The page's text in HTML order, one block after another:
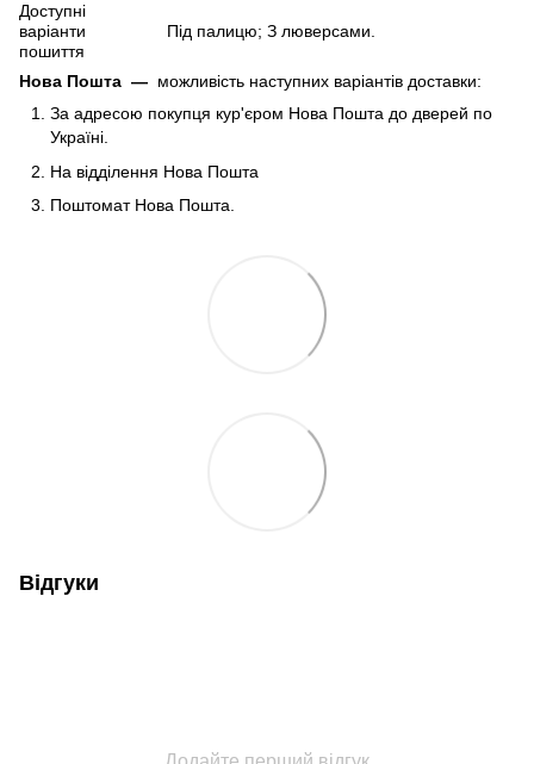
Доступні
варіанти
пошиття
Під палицю; З люверсами.
Нова Пошта — можливість наступних варіантів доставки:
За адресою покупця кур'єром Нова Пошта до дверей по
Україні.
На відділення Нова Пошта
Поштомат Нова Пошта.
Відгуки